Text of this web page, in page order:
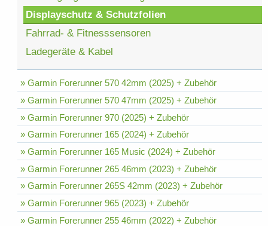
Displayschutz & Schutzfolien
Fahrrad- & Fitnesssensoren
Ladegeräte & Kabel
» Garmin Forerunner 570 42mm (2025) + Zubehör
» Garmin Forerunner 570 47mm (2025) + Zubehör
» Garmin Forerunner 970 (2025) + Zubehör
» Garmin Forerunner 165 (2024) + Zubehör
» Garmin Forerunner 165 Music (2024) + Zubehör
» Garmin Forerunner 265 46mm (2023) + Zubehör
» Garmin Forerunner 265S 42mm (2023) + Zubehör
» Garmin Forerunner 965 (2023) + Zubehör
» Garmin Forerunner 255 46mm (2022) + Zubehör